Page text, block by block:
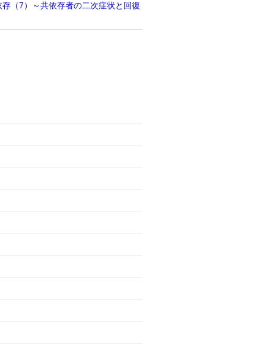
（7）～共依存者の二次症状と回復